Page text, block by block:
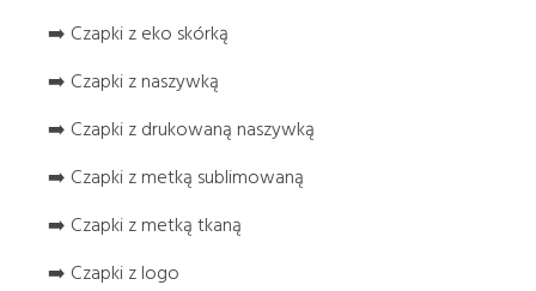
➡️ Czapki z eko skórką
➡️ Czapki z naszywką
➡️ Czapki z drukowaną naszywką
➡️ Czapki z metką sublimowaną
➡️ Czapki z metką tkaną
➡️ Czapki z logo